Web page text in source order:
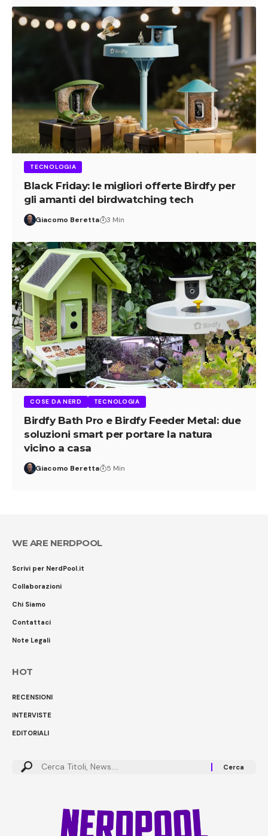
TECNOLOGIA
Black Friday: le migliori offerte Birdfy per
gli amanti del birdwatching tech
Giacomo Beretta 3 Min
COSE DA NERD TECNOLOGIA
Birdfy Bath Pro e Birdfy Feeder Metal: due
soluzioni smart per portare la natura
vicino a casa
Giacomo Beretta 5 Min
WE ARE NERDPOOL
Scrivi per NerdPool.it
Collaborazioni
Chi Siamo
Contattaci
Note Legali
HOT
RECENSIONI
INTERVISTE
EDITORIALI